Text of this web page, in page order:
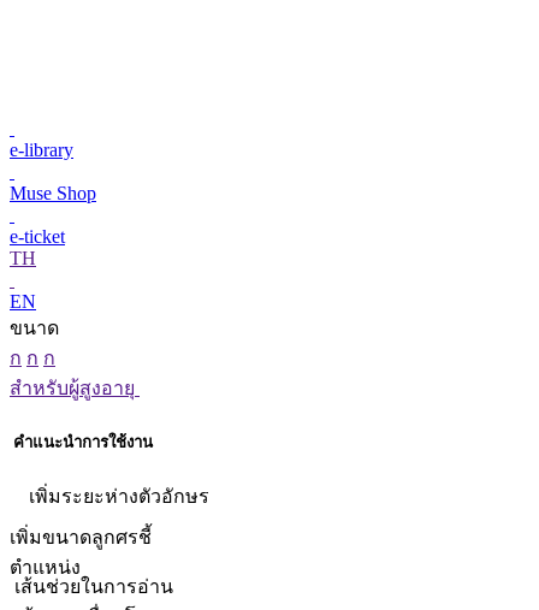
e-library
Muse Shop
e-ticket
TH
EN
ขนาด
ก ก ก
สำหรับผู้สูงอายุ
คำแนะนำการใช้งาน
เพิ่มระยะห่างตัวอักษร
เพิ่มขนาดลูกศรชี้
ตำแหน่ง
เส้นช่วยในการอ่าน